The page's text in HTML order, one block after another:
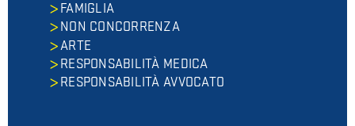
FAMIGLIA
NON CONCORRENZA
ARTE
RESPONSABILITÀ MEDICA
RESPONSABILITÀ AVVOCATO